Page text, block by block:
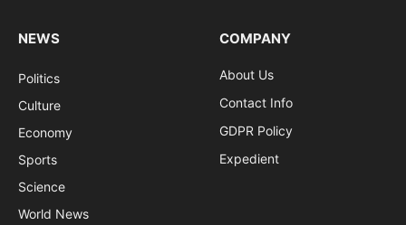
NEWS
Politics
Culture
Economy
Sports
Science
World News
COMPANY
About Us
Contact Info
GDPR Policy
Expedient